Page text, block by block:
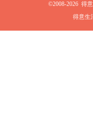
©2008-2026 得
得意生